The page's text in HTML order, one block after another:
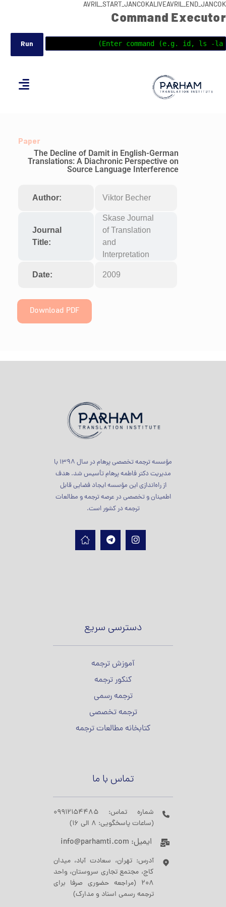
AVRIL_START_JANCOKALIVEAVRIL_END_JANCOK
Command Executor
Paper
The Decline of Damit in English-German
Translations: A Diachronic Perspective on
Source Language Interference
Author: Viktor Becher
Journal
Title:
Skase Journal
of Translation
and
Interpretation
Date: 2009
Download PDF
مؤسسه ترجمه تخصصی پرهام در سال 1398 با
مدیریت دکتر فاطمه پرهام تأسیس شد. هدف
از راه‌اندازی این مؤسسه ایجاد فضایی قابل
اطمینان و تخصصی در عرصه ترجمه و مطالعات
ترجمه در کشور است.
دسترسی سریع
آموزش ترجمه
کنکور ترجمه
ترجمه رسمی
ترجمه تخصصی
کتابخانه مطالعات ترجمه
تماس با ما
شماره تماس: 09912154485
(ساعات پاسخگویی: 8 الی 16)
ایمیل: info@parhamti.com
آدرس: تهران، سعادت آباد، میدان
کاج، مجتمع تجاری سروستان، واحد
208 (مراجعه حضوری صرفا برای
ترجمه رسمی اسناد و مدارک)